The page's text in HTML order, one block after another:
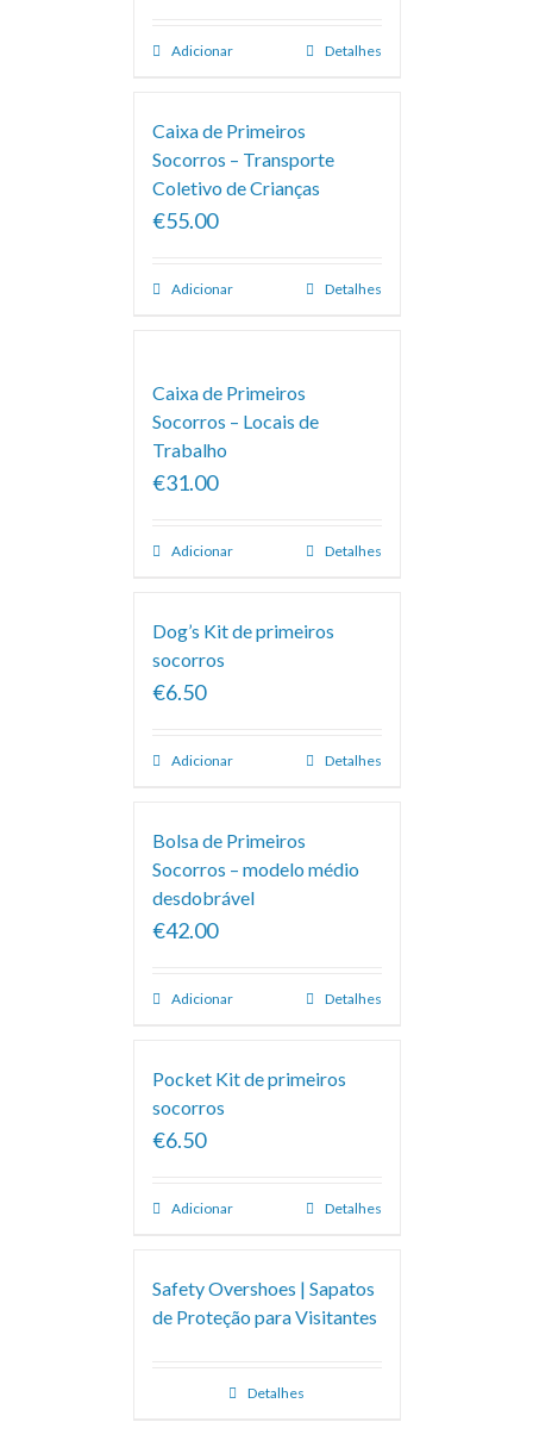
Adicionar Detalhes
Caixa de Primeiros
Socorros – Transporte
Coletivo de Crianças
€55.00
Adicionar Detalhes
Caixa de Primeiros
Socorros – Locais de
Trabalho
€31.00
Adicionar Detalhes
Dog’s Kit de primeiros
socorros
€6.50
Adicionar Detalhes
Bolsa de Primeiros
Socorros – modelo médio
desdobrável
€42.00
Adicionar Detalhes
Pocket Kit de primeiros
socorros
€6.50
Adicionar Detalhes
Safety Overshoes | Sapatos
de Proteção para Visitantes
Detalhes